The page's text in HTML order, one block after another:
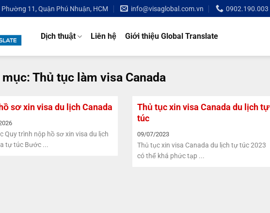
11, Quận Phú Nhuận, HCM info@visaglobal.com.vn 0902.190.003
Dịch thuật Liên hệ Giới thiệu Global Translate
Thủ tục làm visa Canada
sơ xin visa du lịch Canada
Quy trình nộp hồ sơ xin visa du lịch
tự túc Bước ...
Thủ tục xin visa Canada du lịch tự
túc
09/07/2023
Thủ tục xin visa Canada du lịch tự túc 2023
có thể khá phức tạp ...